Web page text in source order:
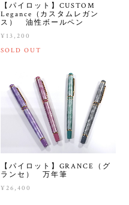
【パイロット】CUSTOM
Legance（カスタムレガン
ス） 油性ボールペン
¥13,200
SOLD OUT
【パイロット】GRANCE（グ
ランセ） 万年筆
¥26,400